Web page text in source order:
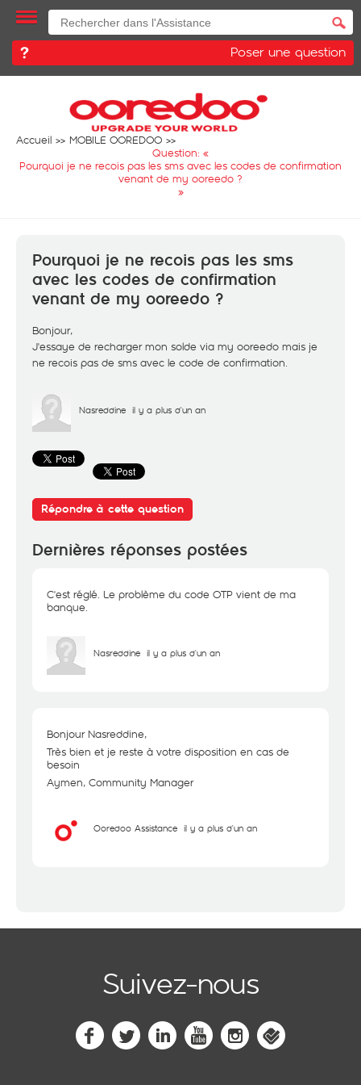
Poser une question
Accueil
MOBILE OOREDOO
Question: «
Pourquoi je ne recois pas les sms avec les codes de confirmation
venant de my ooreedo ?
»
Pourquoi je ne recois pas les sms
avec les codes de confirmation
venant de my ooreedo ?
Bonjour,
J'essaye de recharger mon solde via my ooreedo mais je
ne recois pas de sms avec le code de confirmation.
Nasreddine il y a plus d'un an
Répondre à cette question
Dernières réponses postées
C'est réglé. Le problème du code OTP vient de ma
banque.
Nasreddine il y a plus d'un an
Bonjour Nasreddine,
Très bien et je reste à votre disposition en cas de
besoin
Aymen, Community Manager
Ooredoo Assistance il y a plus d'un an
Suivez-nous